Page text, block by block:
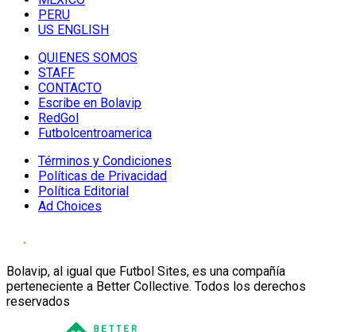
PERU
US ENGLISH
QUIENES SOMOS
STAFF
CONTACTO
Escribe en Bolavip
RedGol
Futbolcentroamerica
Términos y Condiciones
Políticas de Privacidad
Política Editorial
Ad Choices
Bolavip, al igual que Futbol Sites, es una compañía
perteneciente a Better Collective. Todos los derechos
reservados